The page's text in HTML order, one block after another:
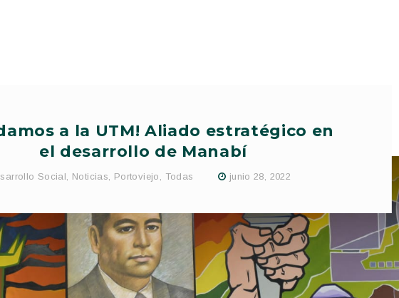
a la UTM! Aliado estratégico en
el desarrollo de Manabí
Social, Noticias, Portoviejo , Todas junio 28, 2022